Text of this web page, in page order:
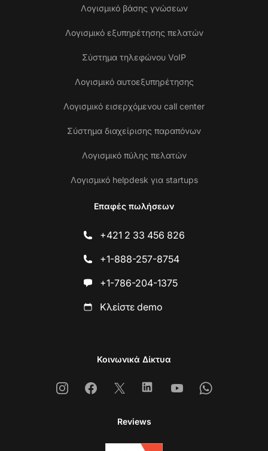
Λογισμικό βάσης γνώσεων
Λογισμικό εξυπηρέτησης πελατών
Σύστημα τηλεφώνου VoIP
Λογισμικό αυτοεξυπηρέτησης
Λογισμικό εισερχόμενου call center
Σύστημα διαχείρισης παραπόνων
Λογισμικό πύλης πελατών
Λογισμικό helpdesk για startups
Επαφές πωλήσεων
+421 2 33 456 826
+1-888-257-8754
+1-786-204-1375
Κλείστε demo
Κοινωνικά Δίκτυα
InstagramFacebook
X LinkedinYoutubeWhatsapp
Reviews